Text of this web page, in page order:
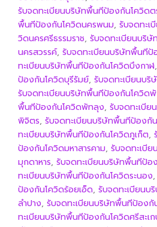
รับจดทะเบียนบริษัทพื้นทีป้องกันโควิดต
พื้นทีป้องกันโควิดนครพนม, รับจดทะ
วิดนครศรีธรรมราช, รับจดทะเบียนบริ
นครสวรรค์, รับจดทะเบียนบริษัทพื้นทีป้
ทะเบียนบริษัทพื้นทีป้องกันโควิดบึงกาฬ,
ป้องกันโควิดบุรีรัมย์, รับจดทะเบียนบริ
รับจดทะเบียนบริษัทพื้นทีป้องกันโควิด
พื้นทีป้องกันโควิดพัทลุง, รับจดทะเบี
พิจิตร, รับจดทะเบียนบริษัทพื้นทีป้อง
ทะเบียนบริษัทพื้นทีป้องกันโควิดภูเก็ต,
ป้องกันโควิดมหาสารคาม, รับจดทะเบี
มุกดาหาร, รับจดทะเบียนบริษัทพื้นทีป้อ
ทะเบียนบริษัทพื้นทีป้องกันโควิดระนอง,
ป้องกันโควิดร้อยเอ็ด, รับจดทะเบียน
ลำปาง, รับจดทะเบียนบริษัทพื้นทีป้องกั
ทะเบียนบริษัทพื้นทีป้องกันโควิดศรีสะเ